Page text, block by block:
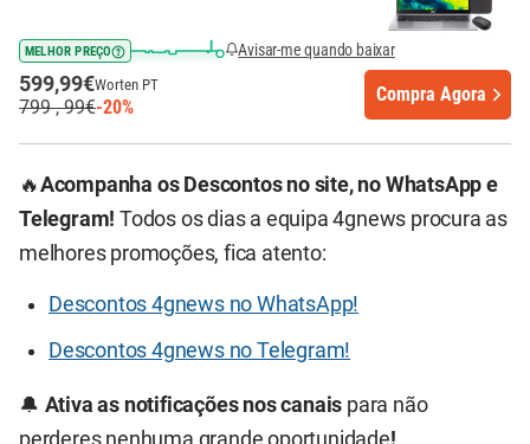
MELHOR PREÇO Avisar-me quando baixar
599,99€Worten PT
799 , 99€-20%
Compra Agora
🔥Acompanha os Descontos no site, no WhatsApp e
Telegram! Todos os dias a equipa 4gnews procura as
melhores promoções, fica atento:
Descontos 4gnews no WhatsApp!
Descontos 4gnews no Telegram!
🔔 Ativa as notificações nos canais para não
perderes nenhuma grande oportunidade!